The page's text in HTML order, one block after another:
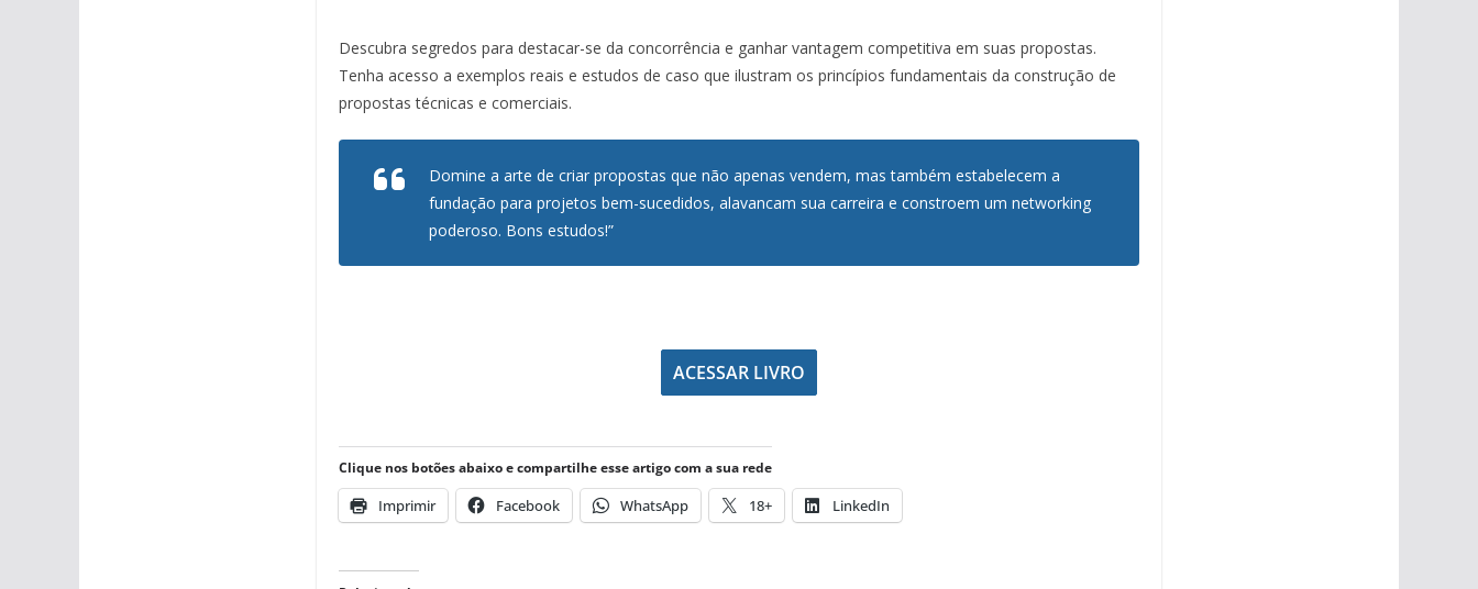
Descubra segredos para destacar-se da concorrência e ganhar vantagem competitiva em suas propostas.
Tenha acesso a exemplos reais e estudos de caso que ilustram os princípios fundamentais da construção de
propostas técnicas e comerciais.
Domine a arte de criar propostas que não apenas vendem, mas também estabelecem a
fundação para projetos bem-sucedidos, alavancam sua carreira e constroem um networking
poderoso. Bons estudos!”
ACESSAR LIVRO
Clique nos botões abaixo e compartilhe esse artigo com a sua rede
Imprimir Facebook WhatsApp 18+ LinkedIn